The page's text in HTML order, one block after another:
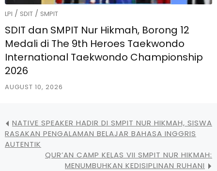
LPI / SDIT / SMPIT
SDIT dan SMPIT Nur Hikmah, Borong 12
Medali di The 9th Heroes Taekwondo
International Taekwondo Championship
2026
AUGUST 10, 2026
NATIVE SPEAKER HADIR DI SMPIT NUR HIKMAH, SISWA
RASAKAN PENGALAMAN BELAJAR BAHASA INGGRIS
AUTENTIK
QUR’AN CAMP KELAS VII SMPIT NUR HIKMAH:
MENUMBUHKAN KEDISIPLINAN RUHANI